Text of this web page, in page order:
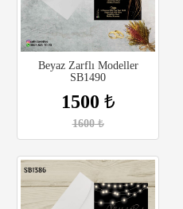
Beyaz Zarflı Modeller
SB1490
1500 ₺
1600₺